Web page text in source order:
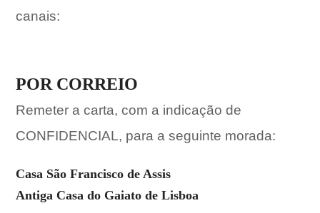
canais:
POR CORREIO
Remeter a carta, com a indicação de
CONFIDENCIAL, para a seguinte morada:
Casa São Francisco de Assis
Antiga Casa do Gaiato de Lisboa